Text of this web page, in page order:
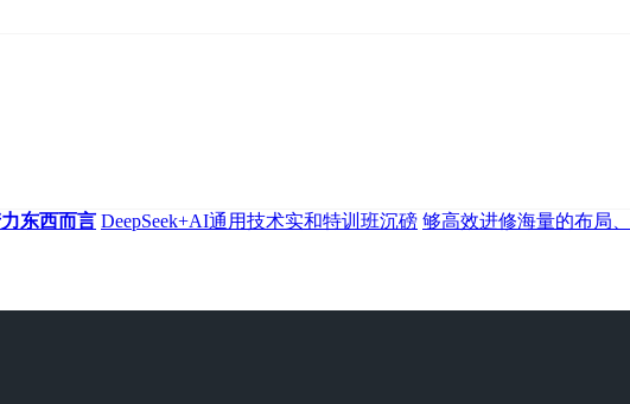
东西而言 DeepSeek+AI通用技术实和特训班沉磅 够高效进修海量的布局